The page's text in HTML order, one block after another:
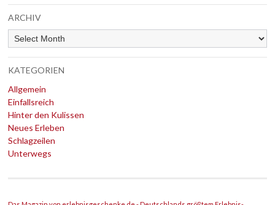
ARCHIV
Archiv
KATEGORIEN
Allgemein
Einfallsreich
Hinter den Kulissen
Neues Erleben
Schlagzeilen
Unterwegs